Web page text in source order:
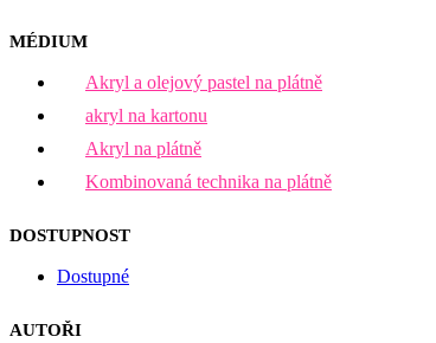
MÉDIUM
Akryl a olejový pastel na plátně
akryl na kartonu
Akryl na plátně
Kombinovaná technika na plátně
DOSTUPNOST
Dostupné
AUTOŘI